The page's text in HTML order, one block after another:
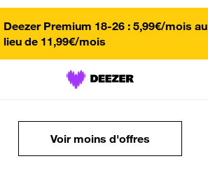
Deezer Premium 18-26 : 5,99€/mois au
lieu de 11,99€/mois
Voir moins d'offres